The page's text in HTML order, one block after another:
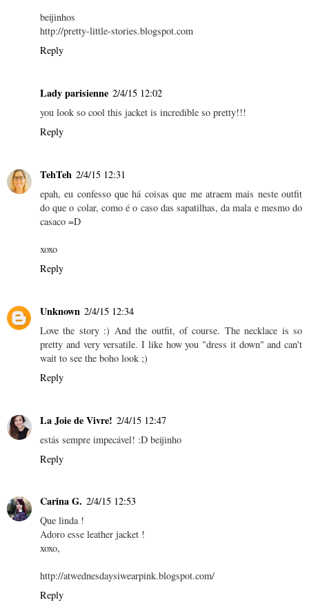
beijinhos
http://pretty-little-stories.blogspot.com
Reply
Lady parisienne 2/4/15 12:02
you look so cool this jacket is incredible so pretty!!!
Reply
TehTeh 2/4/15 12:31
epah, eu confesso que há coisas que me atraem mais neste outfit
do que o colar, como é o caso das sapatilhas, da mala e mesmo do
casaco =D
xoxo
Reply
Unknown 2/4/15 12:34
Love the story :) And the outfit, of course. The necklace is so
pretty and very versatile. I like how you "dress it down" and can't
wait to see the boho look ;)
Reply
La Joie de Vivre! 2/4/15 12:47
estás sempre impecável! :D beijinho
Reply
Carina G. 2/4/15 12:53
Que linda !
Adoro esse leather jacket !
xoxo,
http://atwednesdaysiwearpink.blogspot.com/
Reply